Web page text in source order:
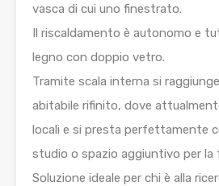
vasca di cui uno finestrato.
Il riscaldamento è autonomo e
legno con doppio vetro.
Tramite scala interna si
abitabile rifinito, dove
locali e si presta perfettamente
studio o spazio aggiuntivo per la
Soluzione ideale per chi è alla